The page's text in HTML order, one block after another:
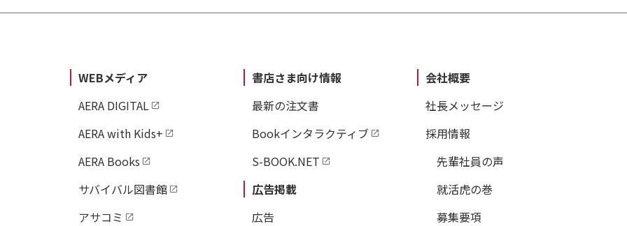
WEBメディア
AERA DIGITAL
AERA with Kids+
AERA Books
サバイバル図書館
アサコミ
書店さま向け情報
最新の注文書
Bookインタラクティブ
S-BOOK.NET
広告掲載
広告
会社概要
社長メッセージ
採用情報
先輩社員の声
就活虎の巻
募集要項